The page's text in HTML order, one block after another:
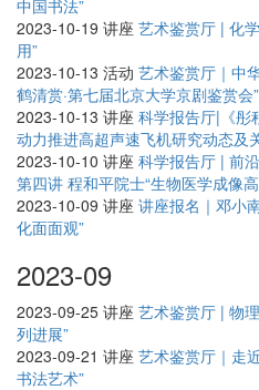
中国书法”
2023-10-19 讲座 艺术鉴赏厅 | 化
用”
2023-10-13 活动 艺术鉴赏厅｜中
鹤清赏·第七届北京大学京剧鉴赏会”
2023-10-13 讲座 科学报告厅|《彤
动力推进高超声速飞机研究动态及
2023-10-10 讲座 科学报告厅 | 前
第四讲 程和平院士“生物医学成像
2023-10-09 讲座 讲座报名｜邓小
化面面观”
2023-09
2023-09-25 讲座 艺术鉴赏厅 | 物
列进展”
2023-09-21 讲座 艺术鉴赏厅｜走
书法艺术”